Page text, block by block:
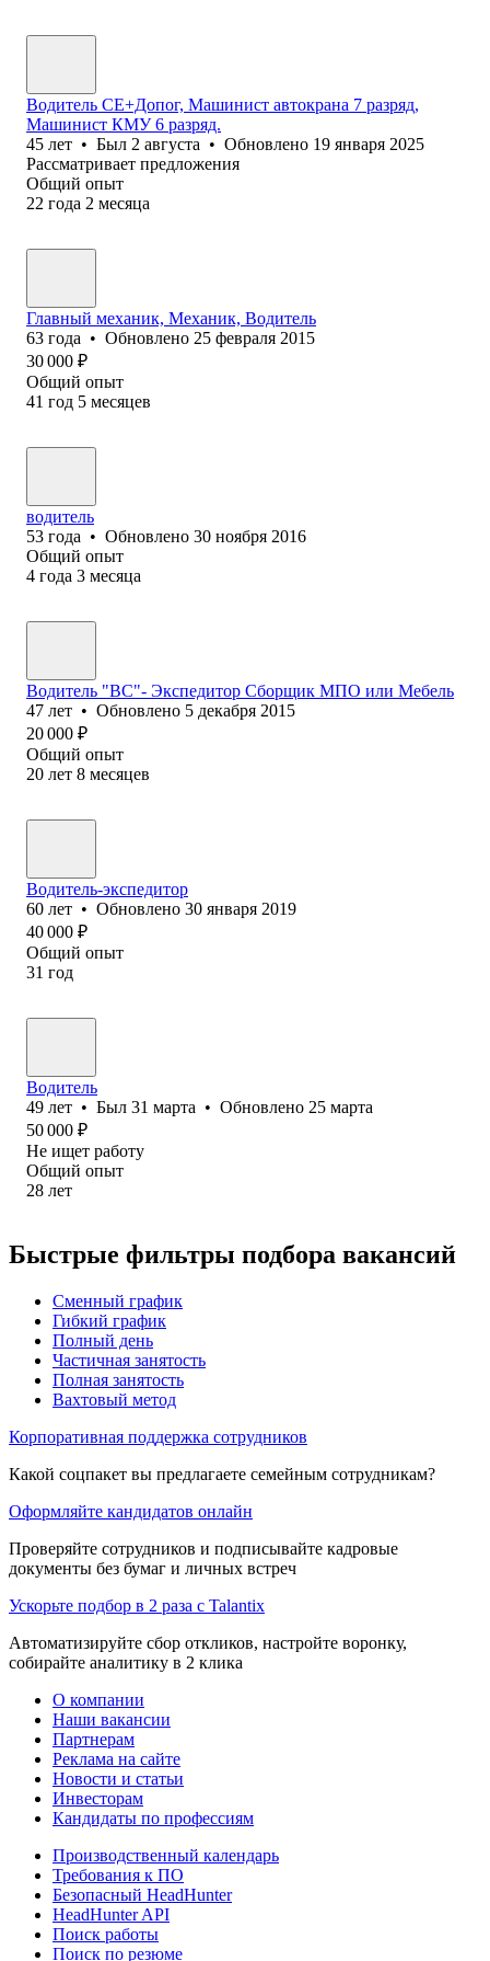
Водитель СЕ+Допог, Машинист автокрана 7 разряд,
Машинист КМУ 6 разряд.
45 лет • Был 2 августа • Обновлено 19 января 2025
Рассматривает предложения
Общий опыт
22 года 2 месяца
Главный механик, Механик, Водитель
63 года • Обновлено 25 февраля 2015
30 000 ₽
Общий опыт
41 год 5 месяцев
водитель
53 года • Обновлено 30 ноября 2016
Общий опыт
4 года 3 месяца
Водитель "ВС"- Экспедитор Сборщик МПО или Мебель
47 лет • Обновлено 5 декабря 2015
20 000 ₽
Общий опыт
20 лет 8 месяцев
Водитель-экспедитор
60 лет • Обновлено 30 января 2019
40 000 ₽
Общий опыт
31 год
Водитель
49 лет • Был 31 марта • Обновлено 25 марта
50 000 ₽
Не ищет работу
Общий опыт
28 лет
Быстрые фильтры подбора вакансий
Сменный график
Гибкий график
Полный день
Частичная занятость
Полная занятость
Вахтовый метод
Корпоративная поддержка сотрудников
Какой соцпакет вы предлагаете семейным сотрудникам?
Оформляйте кандидатов онлайн
Проверяйте сотрудников и подписывайте кадровые
документы без бумаг и личных встреч
Ускорьте подбор в 2 раза с Talantix
Автоматизируйте сбор откликов, настройте воронку,
собирайте аналитику в 2 клика
О компании
Наши вакансии
Партнерам
Реклама на сайте
Новости и статьи
Инвесторам
Кандидаты по профессиям
Производственный календарь
Требования к ПО
Безопасный HeadHunter
HeadHunter API
Поиск работы
Поиск по резюме